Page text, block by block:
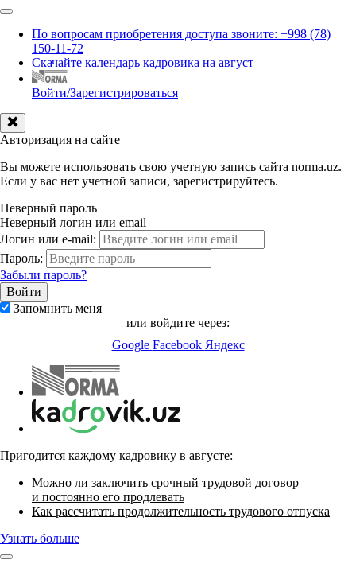
По вопросам приобретения доступа звоните: +998 (78)
150-11-72
Скачайте календарь кадровика на август
Войти/Зарегистрироваться
Авторизация на сайте
Вы можете использовать свою учетную запись сайта norma.uz.
Если у вас нет учетной записи, зарегистрируйтесь.
Неверный пароль
Неверный логин или email
Логин или e-mail:
Пароль:
Забыли пароль?
Запомнить меня
или войдите через:
Google Facebook Яндекс
Пригодится каждому кадровику в августе:
Можно ли заключить срочный трудовой договор
и постоянно его продлевать
Как рассчитать продолжительность трудового отпуска
Узнать больше